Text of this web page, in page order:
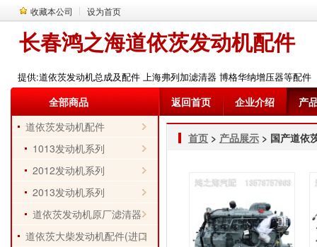
收藏本公司 设为首页
长春鸿之海道依茨发动机配件
提供:道依茨发动机总成及配件 上海弗列加滤清器 博格华纳增压器等配件
全部商品 返回首页 企业介绍
产
道依茨发动机配件
1013发动机系列
2012发动机系列
2013发动机系列
道依茨发动机原厂滤清器
道依茨大柴发动机配件(进口
首页 > 产品展示 > 国产道依